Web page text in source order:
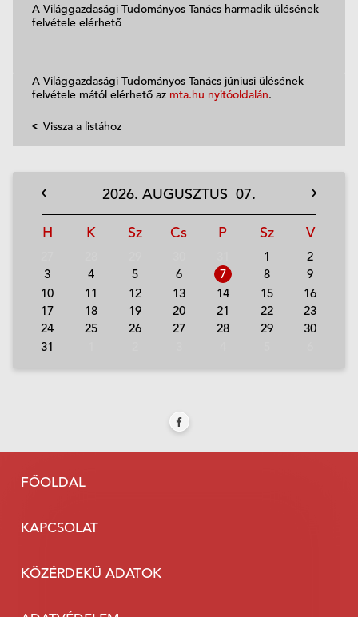
A Világgazdasági Tudományos Tanács harmadik ülésének
felvétele elérhető
A Világgazdasági Tudományos Tanács júniusi ülésének
felvétele mától elérhető az mta.hu nyitóoldalán.
Vissza a listához
2026. AUGUSZTUS 07.
H K Sz Cs P Sz V
1
2
3
4 5 6 7 8
9
10
11 12 13 14 15
16
17
18 19 20 21 22
23
24
25 26 27 28 29
30
31
FŐOLDAL
KAPCSOLAT
KÖZÉRDEKŰ ADATOK